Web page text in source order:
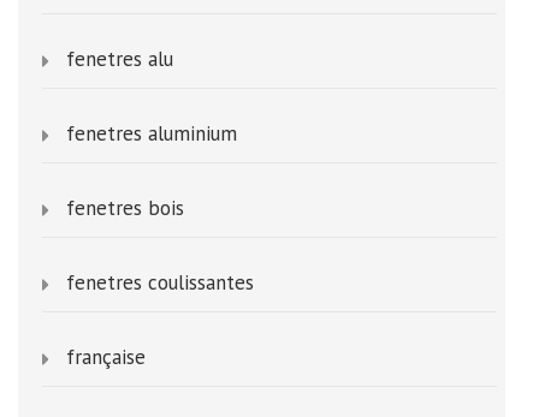
fenetres alu
fenetres aluminium
fenetres bois
fenetres coulissantes
française